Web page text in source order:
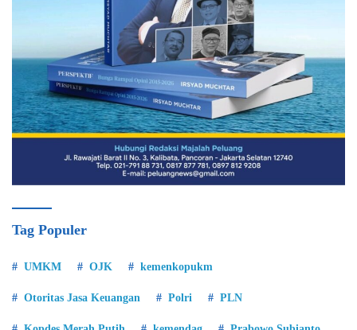
Tag Populer
UMKM OJK kemenkopukm
Otoritas Jasa Keuangan Polri PLN